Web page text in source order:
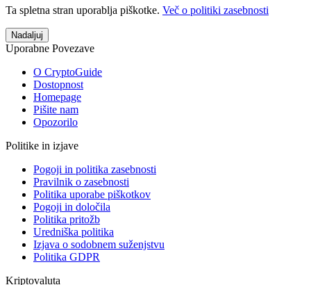
Ta spletna stran uporablja piškotke. Več o politiki zasebnosti
Nadaljuj
Uporabne Povezave
O CryptoGuide
Dostopnost
Homepage
Pišite nam
Opozorilo
Politike in izjave
Pogoji in politika zasebnosti
Pravilnik o zasebnosti
Politika uporabe piškotkov
Pogoji in določila
Politika pritožb
Uredniška politika
Izjava o sodobnem suženjstvu
Politika GDPR
Kriptovaluta